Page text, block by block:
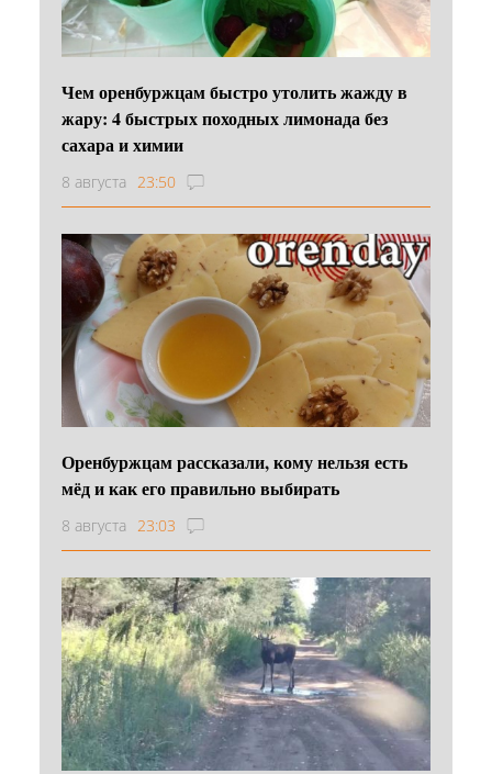
Чем оренбуржцам быстро утолить жажду в
жару: 4 быстрых походных лимонада без
сахара и химии
8 августа 23:50
Оренбуржцам рассказали, кому нельзя есть
мёд и как его правильно выбирать
8 августа 23:03